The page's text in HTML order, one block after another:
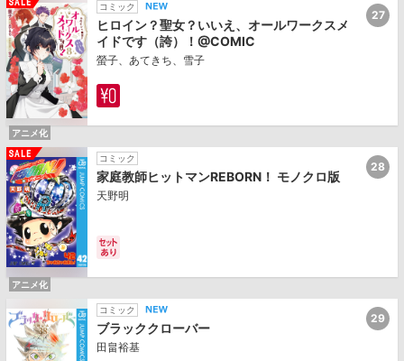
コミック
ヒロイン？聖女？いいえ、オールワークスメ
イドです（誇）！@COMIC
螢子、あてきち、雪子
27
アニメ化
コミック
家庭教師ヒットマンREBORN！ モノクロ版
天野明
28
アニメ化
コミック
ブラッククローバー
田畠裕基
29